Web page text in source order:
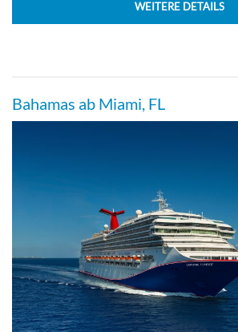
Oberdeck
Balkonkabine-[8B]
Empress-Deck
Balkonkabine
WEITERE DETAILS
Bahamas ab Miami, FL